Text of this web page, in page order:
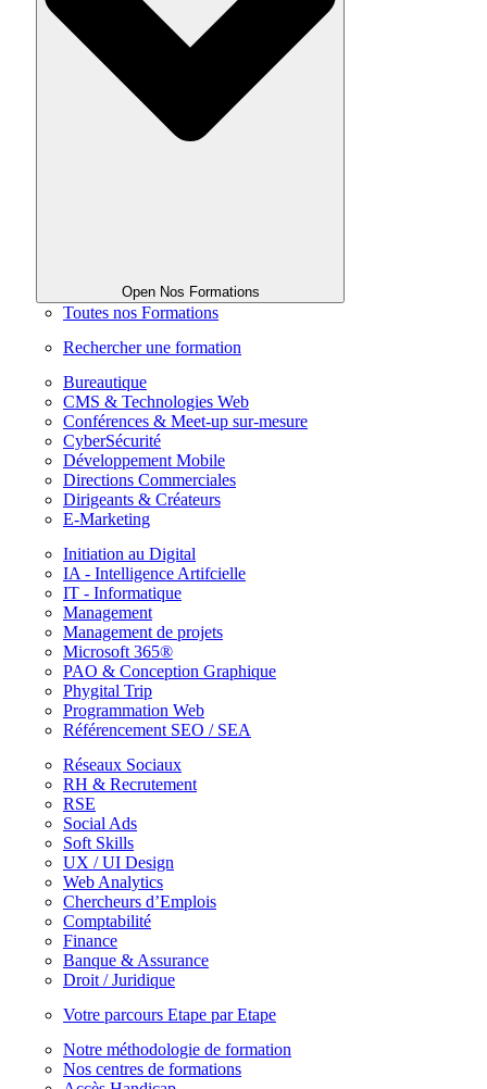
Open Nos Formations
Toutes nos Formations
Rechercher une formation
Bureautique
CMS & Technologies Web
Conférences & Meet-up sur-mesure
CyberSécurité
Développement Mobile
Directions Commerciales
Dirigeants & Créateurs
E-Marketing
Initiation au Digital
IA - Intelligence Artifcielle
IT - Informatique
Management
Management de projets
Microsoft 365®
PAO & Conception Graphique
Phygital Trip
Programmation Web
Référencement SEO / SEA
Réseaux Sociaux
RH & Recrutement
RSE
Social Ads
Soft Skills
UX / UI Design
Web Analytics
Chercheurs d’Emplois
Comptabilité
Finance
Banque & Assurance
Droit / Juridique
Votre parcours Etape par Etape
Notre méthodologie de formation
Nos centres de formations